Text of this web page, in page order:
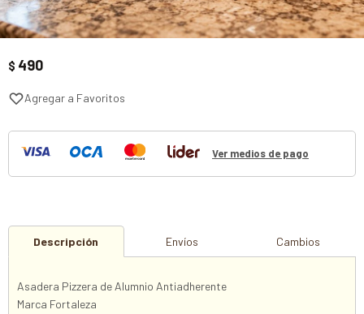
$ 490
Ver medios de pago
Descripción Envíos Cambios
Asadera Pizzera de Alumnio Antiadherente
Marca Fortaleza